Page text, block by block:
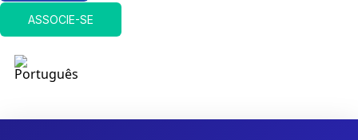
ASSOCIE-SE